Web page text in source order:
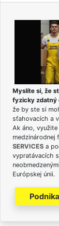
Myslíte si, že
fyzicky zdatný
že by ste si
sťahovacích a
Ak áno,
medzinárodnej
SERVICESa
vypratávacích
Európskej únii.